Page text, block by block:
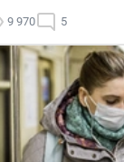
9 970 5